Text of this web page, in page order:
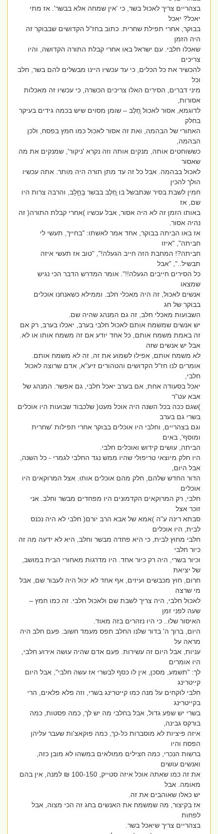
בצהריים צריך לאכול בשר, כי 'אין שמחה אלא בבשר'. אז מתי
יאכל? יאכל
בבוקר, אחרי תפילת שחרית. כתוב בחז"ל הקדושים שבבוקר זה
היה הזמן
שאכלו חלבי. עם ישראל באו אחרי קבלת התורה הקדושה, והיו
צריכים
להכשיר את כל הכלים, כי עד עכשיו היינו מבשלים להם בשר, חלב
וכל
מיני דברים, הסירים האלו צריכים הכשרה, כי עכשיו זה מאכלות
אסורות,
לדוגמא, אסור לאכול ֵֵחֶלֶב – שומן מסוים שיש בכמה גידים בעיקר
בחלק
האחורי של הבהמה, ואת זה אסור לאכול כמו חמץ בפסח, ולכן
הבהמה,
כששוחטים אותה, מנקים אותה וזה נקרא 'ניקור', שמנקים את מה
שאסור
לאכול בבהמה. אבל כל זה עד מתן תורה היה מותר. אתה עכשיו
הולך להכין
חמין לשבת בסיר שנתבשל בו ֵֵחֶלֶב בבשר בָחָָלָב, והרבה צרות היו
שם, אז
באותו הזמן זה לא היה אסור, אבל עכשיו )אחרי קבלת התורה( זה
נהיה אסור.
אז באו הביתה בבוקר, אחד אמר לאשתו: "בחייך, תעשי לי
חביתה", "איזו
חביתה?! המחבת הזה חייב הגעלה!", "טוב אז תעשי איזה
תבשיל..", "אבל
כל הסירים חייבים הגעלה!!". אומר המדרש הדבר הכי נגיש
שמצאו
אנשים לאכול, זה היה מאכלי חלב. וממילא כשאנחנו אוכלים
בבוקר של חג
השבועות מאכלי חלב, זה גם המנהג שהיה שם.
יש אנשים שמשמח אותם לאכול חלבי בערב, יאכלו בערב, רק אם
זה באמת משמח אותם, כל אחד יודע אם זה משמח אותו או לא.
אבל יש אנשים שזה
לא משמח אותם, אפילו לשמוע את זה, זה לא משמח אותם.
אומרים לנו חז"ל הקדושים והטהורים זיע"א, אדם שרוצה לאכול
חלבי,
יאכל בסעודה אחת, אם בערב יאכל חלבי, גם אפשר. המנהג של
אבא עט"ר
)שגם ככה בכל השנה היה אוכל מעט( שלכבוד שבועות היו אוכלים
בשרי גם בערב
וגם בצהריים, וחלבי היו אוכלים בבוקר אחרי תפילות 'שחרית
ומוסף', באים
הביתה, עושים קידוש ואוכלים חלבי.
היו חלק מיוצאי טריפולי שהיו ממש נגד החלבי לגמרי - כל השנה,
אבל היום,
הדור החדש שלהם, חלק מהם אוכלים אותו. אצל המרוקאים היו
אוכלים
חלבי, רק המרוקאים הקדמונים היו מפחדים מבשר וחלב. אני
זוכר אצל
סבתא רינה ע"ה )אמא של אבא הרב יורם( חלבי לא היה נכנס
לבית, היו אוכלים
חלבי מחוץ לבית, כי היא פחדה מבשר וחלב, היא לא ידעה מה זה
כיור חלבי
וכיור בשרי, היה רק כיור אחד. היו מדרגות מאחורי הבית במושב,
של יציאת
חרום, חוץ מכבשים ועיזים, אף אחד לא יכול היה לעבור שם, אבל
מי שרצה
לאכול חלבי, היה צריך לשבת שם ולאכול חלבי. זה כמו חמץ –
שעה לפני זמן
האיסור שלו.. כי היו נזהרים בזה מאוד.
היום, ברוך ה' בדור שלנו החלב תפס מעמד חשוב. פעם חלב היה
מראה על
עניות, אבל היום זה עשירות. פעם אדם שהיה עושה אירוע חלבי,
היו אומרים
לך: "תשמע, מסכן, אין לו כסף לבשרי אז עשה חלבי", אבל היום
קייטרינג
חלבי לוקחים על מנה כמו קייטרינג בשרי, וזה פלא פלאים, הרי
בקייטרינג
בשרי יש שפע גדול, אבל בחלבי מה יש לך, כמה פסטות, כמה
בורקס גבינה,
איזה פיציות לא מוסברות כל-כך, כמה פוקאצ'ות שעבר עליהן
הפסח והיו
ברשות הנכרי, כמה חצילים ממולאים במשהו לא מובן כזה,
ואנשים עושים
את זה כמו שאתה אוכל איזה סטייק, 100-150 ₪ למנה, אין בהם
מאומה. אבל
יש כאלו שאוהבים את זה.
אז בקיצור, מה שמשמח את האנשים בחג זה הכי מצוה, אבל
לפחות
בצהריים צריך שיאכל בשר.